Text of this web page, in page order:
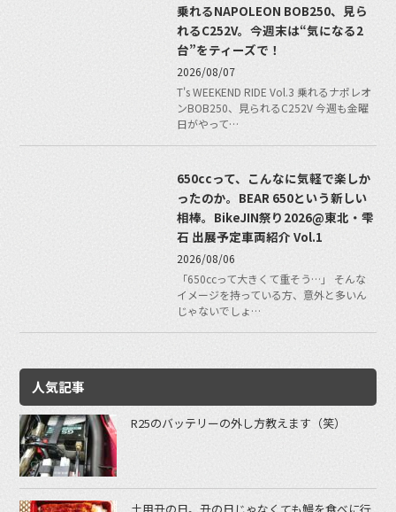
乗れるNAPOLEON BOB250、見ら
れるC252V。今週末は“気になる2
台”をティーズで！
2026/08/07
T's WEEKEND RIDE Vol.3 乗れるナポレオ
ンBOB250、見られるC252V 今週も金曜
日がやって…
650ccって、こんなに気軽で楽しか
ったのか。BEAR 650という新しい
相棒。BikeJIN祭り2026@東北・雫
石 出展予定車両紹介 Vol.1
2026/08/06
「650ccって大きくて重そう…」 そんな
イメージを持っている方、意外と多いん
じゃないでしょ…
人気記事
R25のバッテリーの外し方教えます（笑）